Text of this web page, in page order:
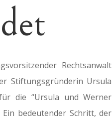
Rechtsanwalt
Stiftungsgründerin Ursula
die “Ursula und Werner
bedeutender Schritt, der